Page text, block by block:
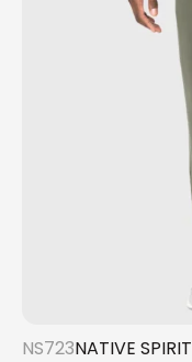
NS723NATIVE SPIRIT